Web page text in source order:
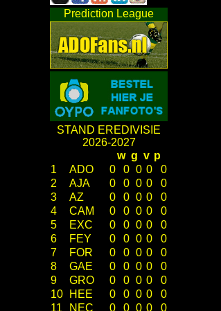
Prediction League
STAND EREDIVISIE
2026-2027
w g v p
1
ADO 0 0 0 0
0
2
AJA 0 0 0 0
0
3
AZ 0 0 0 0
0
4
CAM 0 0 0 0
0
5
EXC 0 0 0 0
0
6
FEY 0 0 0 0
0
7
FOR 0 0 0 0
0
8
GAE 0 0 0 0
0
9
GRO 0 0 0 0
0
10
HEE 0 0 0 0
0
11
NEC 0 0 0 0 0